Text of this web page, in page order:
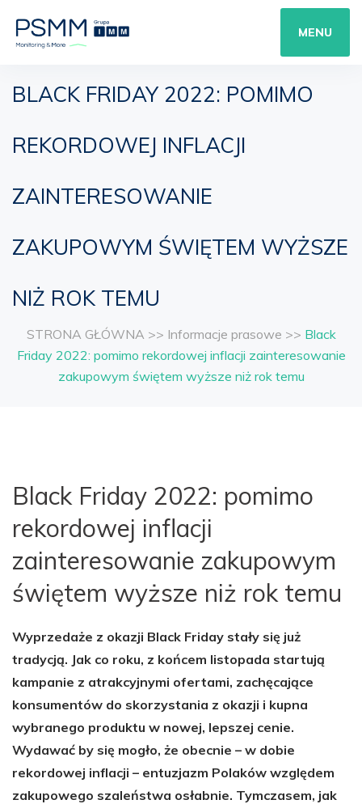
MENU
BLACK FRIDAY 2022: POMIMO
REKORDOWEJ INFLACJI
ZAINTERESOWANIE
ZAKUPOWYM ŚWIĘTEM WYŻSZE
NIŻ ROK TEMU
STRONA GŁÓWNA >> Informacje prasowe >> Black
Friday 2022: pomimo rekordowej inflacji zainteresowanie
zakupowym świętem wyższe niż rok temu
Black Friday 2022: pomimo
rekordowej inflacji
zainteresowanie zakupowym
świętem wyższe niż rok temu
Wyprzedaże z okazji Black Friday stały się już
tradycją. Jak co roku, z końcem listopada startują
kampanie z atrakcyjnymi ofertami, zachęcające
konsumentów do skorzystania z okazji i kupna
wybranego produktu w nowej, lepszej cenie.
Wydawać by się mogło, że obecnie – w dobie
rekordowej inflacji – entuzjazm Polaków względem
zakupowego szaleństwa osłabnie. Tymczasem, jak